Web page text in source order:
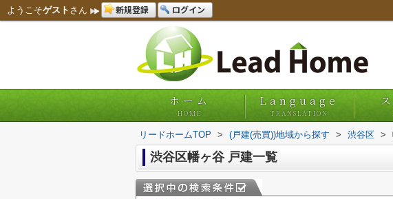
ようこそゲスト さん 新規登録 ログイン
ホーム
HOME
Language
TRANSLATION
リードホームTOP > (戸建(売買))地域から探す > 渋谷区 >
渋谷区幡ヶ谷 戸建一覧